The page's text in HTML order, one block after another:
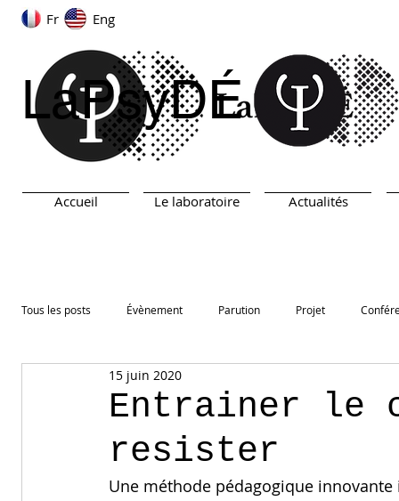
Fr Eng
LaPsyDÉ
Accueil Le laboratoire Actualités
Tous les posts Évènement Parution Projet
TEST Prix
Entrainer le
resister
15 juin 2020
Une méthode pédagogique